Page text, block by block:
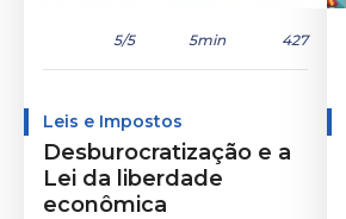
5/5 5min 427
Leis e Impostos
Desburocratização e a
Lei da liberdade
econômica